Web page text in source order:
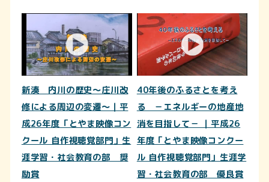
新湊 内川の歴史～庄川改
修による周辺の変遷～｜平
成26年度「とやま映像コン
クール 自作視聴覚部門」生
涯学習・社会教育の部 奨
励賞
40年後のふるさとを考え
る －エネルギーの地産地
消を目指して－ ｜平成26
年度「とやま映像コンクー
ル 自作視聴覚部門」生涯学
習・社会教育の部 優良賞